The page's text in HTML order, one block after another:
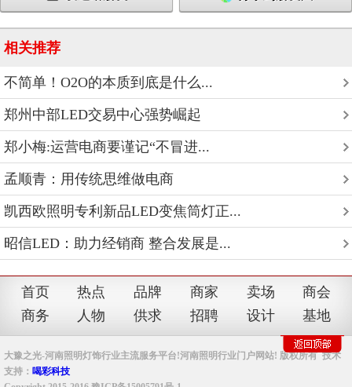
相关推荐
不简单！O2O的本质到底是什么...
郑州中部LED交易中心强势崛起
郑小梅:运营电商要谨记“不冒进...
孟顺青：用传统思维做电商
凯西欧照明专利新品LED变焦筒灯正...
昭信LED：助力经销商 整合发展是...
首页 热点 品牌 商家 卖场
商会
商务
人物 供求 招聘 设计 基地
大豫之光-河南照明灯饰行业主流服务平台!河南照明行业门户网站! 版权所有 技术
支持： 喝彩科技